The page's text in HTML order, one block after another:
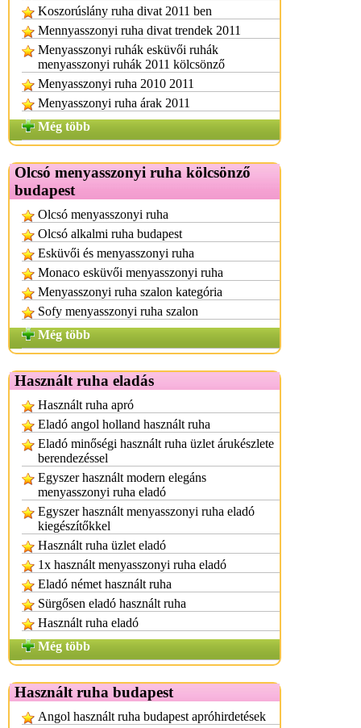
Koszorúslány ruha divat 2011 ben
Mennyasszonyi ruha divat trendek 2011
Menyasszonyi ruhák esküvői ruhák
menyasszonyi ruhák 2011 kölcsönző
Menyasszonyi ruha 2010 2011
Menyasszonyi ruha árak 2011
Még több
Olcsó menyasszonyi ruha kölcsönző
budapest
Olcsó menyasszonyi ruha
Olcsó alkalmi ruha budapest
Esküvői és menyasszonyi ruha
Monaco esküvői menyasszonyi ruha
Menyasszonyi ruha szalon kategória
Sofy menyasszonyi ruha szalon
Még több
Használt ruha eladás
Használt ruha apró
Eladó angol holland használt ruha
Eladó minőségi használt ruha üzlet árukészlete
berendezéssel
Egyszer használt modern elegáns
menyasszonyi ruha eladó
Egyszer használt menyasszonyi ruha eladó
kiegészítőkkel
Használt ruha üzlet eladó
1x használt menyasszonyi ruha eladó
Eladó német használt ruha
Sürgősen eladó használt ruha
Használt ruha eladó
Még több
Használt ruha budapest
Angol használt ruha budapest apróhirdetések